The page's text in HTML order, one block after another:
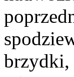
brzydki,